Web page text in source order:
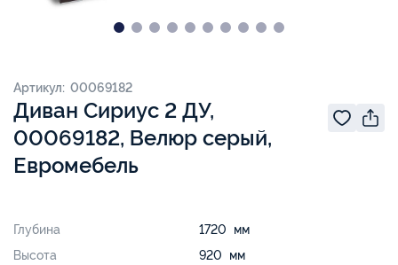
Диван Сириус 2 ДУ,
00069182, Велюр серый,
Евромебель
Артикул: 00069182
Глубина
1720 мм
Высота
920 мм